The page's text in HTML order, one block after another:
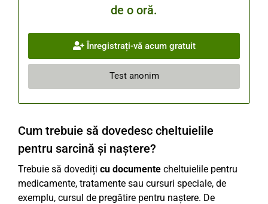
de o oră.
Înregistrați-vă acum gratuit
Test anonim
Cum trebuie să dovedesc cheltuielile
pentru sarcină și naștere?
Trebuie să dovediți cu documente cheltuielile pentru
medicamente, tratamente sau cursuri speciale, de
exemplu, cursul de pregătire pentru naștere. De